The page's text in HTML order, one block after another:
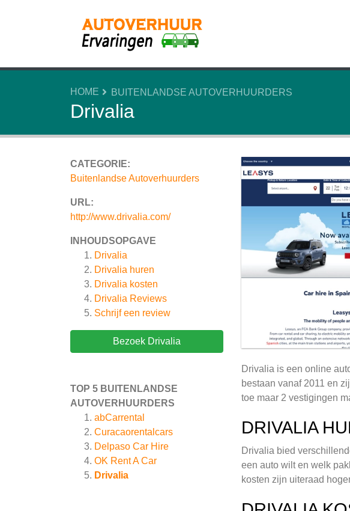
HOME BUITENLANDSE AUTOVERHUURDERS
Drivalia
CATEGORIE:
Buitenlandse Autoverhuurders
URL:
http://www.drivalia.com/
INHOUDSOPGAVE
Drivalia
Drivalia huren
Drivalia kosten
Drivalia Reviews
Schrijf een review
Bezoek Drivalia
TOP 5 BUITENLANDSE
AUTOVERHUURDERS
abCarrental
Curacaorentalcars
Delpaso Car Hire
OK Rent A Car
Drivalia
Drivalia is een online
bestaan vanaf 2011 en
toe maar 2 vestigingen
DRIVALIA
Drivalia bied
een auto wilt en welk
kosten zijn uiteraad